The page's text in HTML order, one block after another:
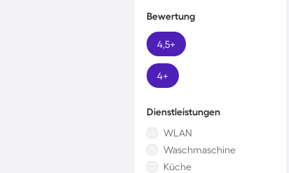
Bewertung
4,5+
4+
Dienstleistungen
WLAN
Waschmaschine
Küche